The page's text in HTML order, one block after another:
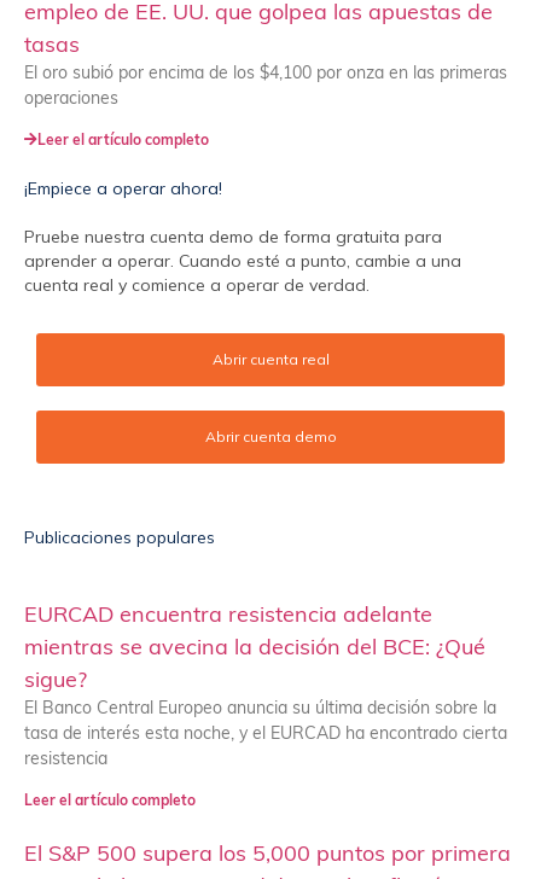
empleo de EE. UU. que golpea las apuestas de
tasas
El oro subió por encima de los $4,100 por onza en las primeras
operaciones
Leer el artículo completo
¡Empiece a operar ahora!
Pruebe nuestra cuenta demo de forma gratuita para
aprender a operar. Cuando esté a punto, cambie a una
cuenta real y comience a operar de verdad.
Abrir cuenta real
Abrir cuenta demo
Publicaciones populares
EURCAD encuentra resistencia adelante
mientras se avecina la decisión del BCE: ¿Qué
sigue?
El Banco Central Europeo anuncia su última decisión sobre la
tasa de interés esta noche, y el EURCAD ha encontrado cierta
resistencia
Leer el artículo completo
El S&P 500 supera los 5,000 puntos por primera